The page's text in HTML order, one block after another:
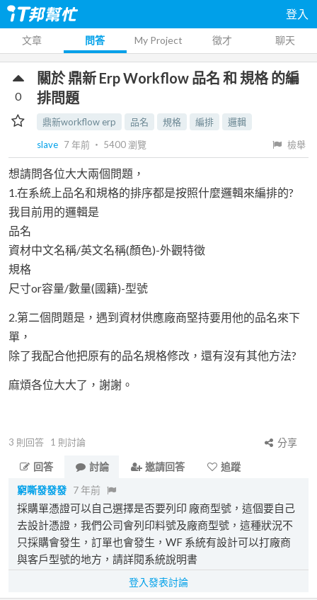
登入
文章 問答 My Project 徵才 聊天
關於 鼎新 Erp Workflow 品名 和 規格 的編
排問題
鼎新workflow erp 品名 規格 編排
邏輯
slave 7 年前 ‧ 5400瀏覽 檢舉
0
想請問各位大大兩個問題，
1.在系統上品名和規格的排序都是按照什麼邏輯來編排的?
我目前用的邏輯是
品名
資材中文名稱/英文名稱(顏色)-外觀特徵
規格
尺寸or容量/數量(國籍)-型號
2.第二個問題是，遇到資材供應廠商堅持要用他的品名來下
單，
除了我配合他把原有的品名規格修改，還有沒有其他方法?
麻煩各位大大了，謝謝。
3 則回答 1 則討論
分享
回答
討論 邀請回答
追蹤
窮嘶發發發 7 年前
採購單憑證可以自己選擇是否要列印 廠商型號，這個要自己
去設計憑證，我們公司會列印料號及廠商型號，這種狀況不
只採購會發生，訂單也會發生，WF 系統有設計可以打廠商
與客戶型號的地方，請詳閱系統說明書
登入發表討論